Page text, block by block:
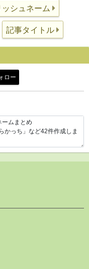
シュネーム
記事タイトル
ロー